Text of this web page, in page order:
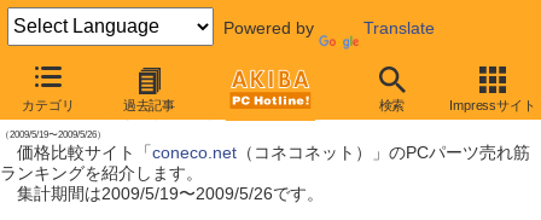
Powered by Translate
カテゴリ 過去記事 検索 Impressサイト
【 2009年5月30日号 】
coneco.net売れ筋ランキング
（2009/5/19〜2009/5/26）
価格比較サイト「coneco.net（コネコネット）」のPCパーツ売れ筋
ランキングを紹介します。
集計期間は2009/5/19〜2009/5/26です。